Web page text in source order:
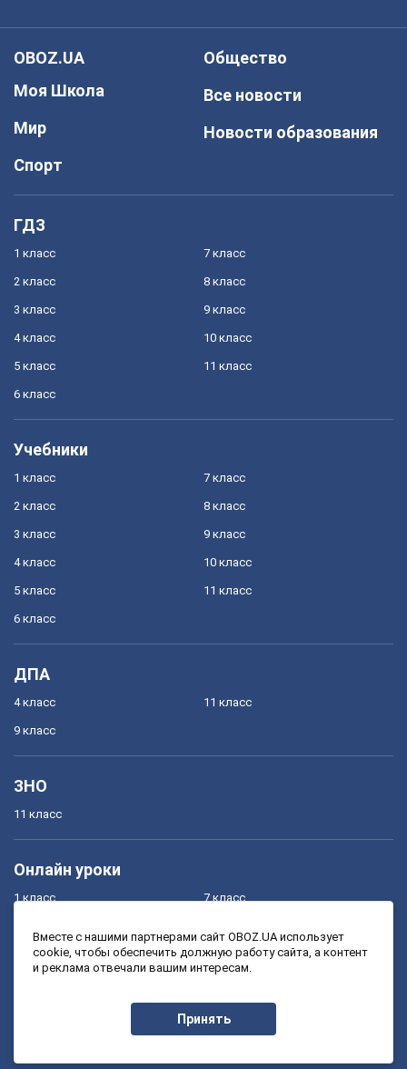
OBOZ.UA
Моя Школа
Мир
Спорт
Общество
Все новости
Новости образования
ГДЗ
1 класс
2 класс
3 класс
4 класс
5 класс
6 класс
7 класс
8 класс
9 класс
10 класс
11 класс
Учебники
1 класс
2 класс
3 класс
4 класс
5 класс
6 класс
7 класс
8 класс
9 класс
10 класс
11 класс
ДПА
4 класс
9 класс
11 класс
ЗНО
11 класс
Онлайн уроки
1 класс
3 класс
7 класс
9 класс
Вместе с нашими партнерами сайт OBOZ.UA использует
cookie, чтобы обеспечить должную работу сайта, а контент
и реклама отвечали вашим интересам.
Принять